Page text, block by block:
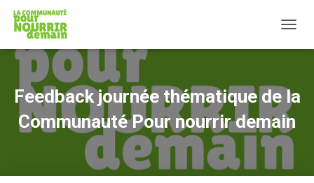
O
L
E
N
A
V
G
Feedback journée thématique de la
Communauté Pour nourrir demain